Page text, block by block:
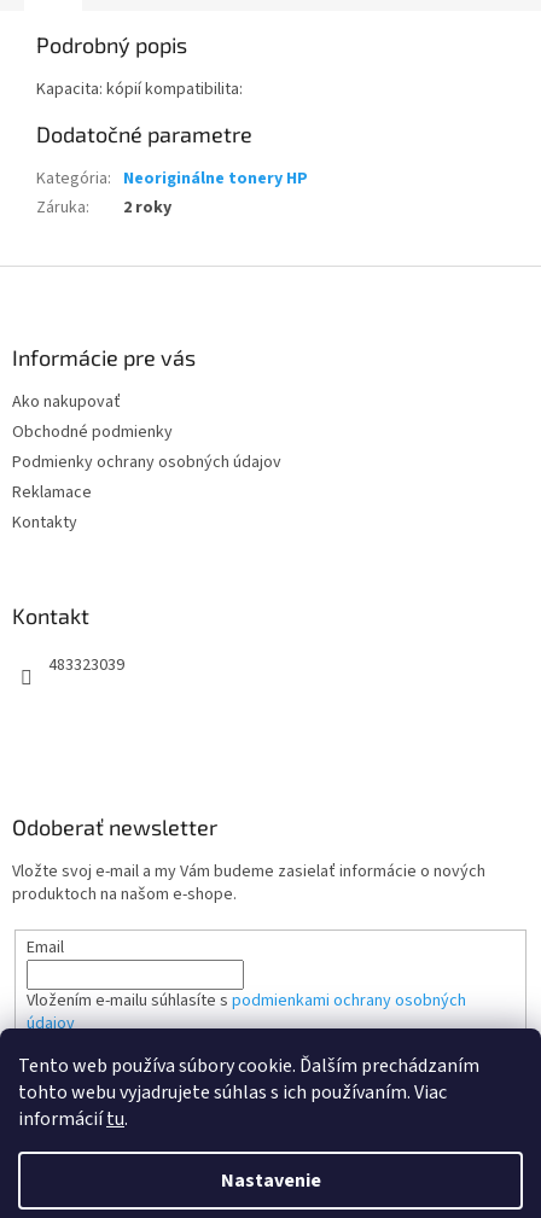
Tento web používa súbory cookie. Ďalším prechádzaním
tohto webu vyjadrujete súhlas s ich používaním. Viac
informáciítu.
Nastavenie
Podrobný popis
Kapacita: kópií kompatibilita:
Dodatočné parametre
Kategória: Neoriginálne tonery HP
Záruka: 2 roky
Informácie pre vás
Ako nakupovať
Obchodné podmienky
Podmienky ochrany osobných údajov
Reklamace
Kontakty
Kontakt
483323039
Odoberať newsletter
Vložte svoj e-mail a my Vám budeme zasielať informácie o nových
produktoch na našom e-shope.
Email
Vložením e-mailu súhlasíte s podmienkami ochrany osobných
údajov
PRIHLÁSIŤ SA
Vytvoril Shoptet